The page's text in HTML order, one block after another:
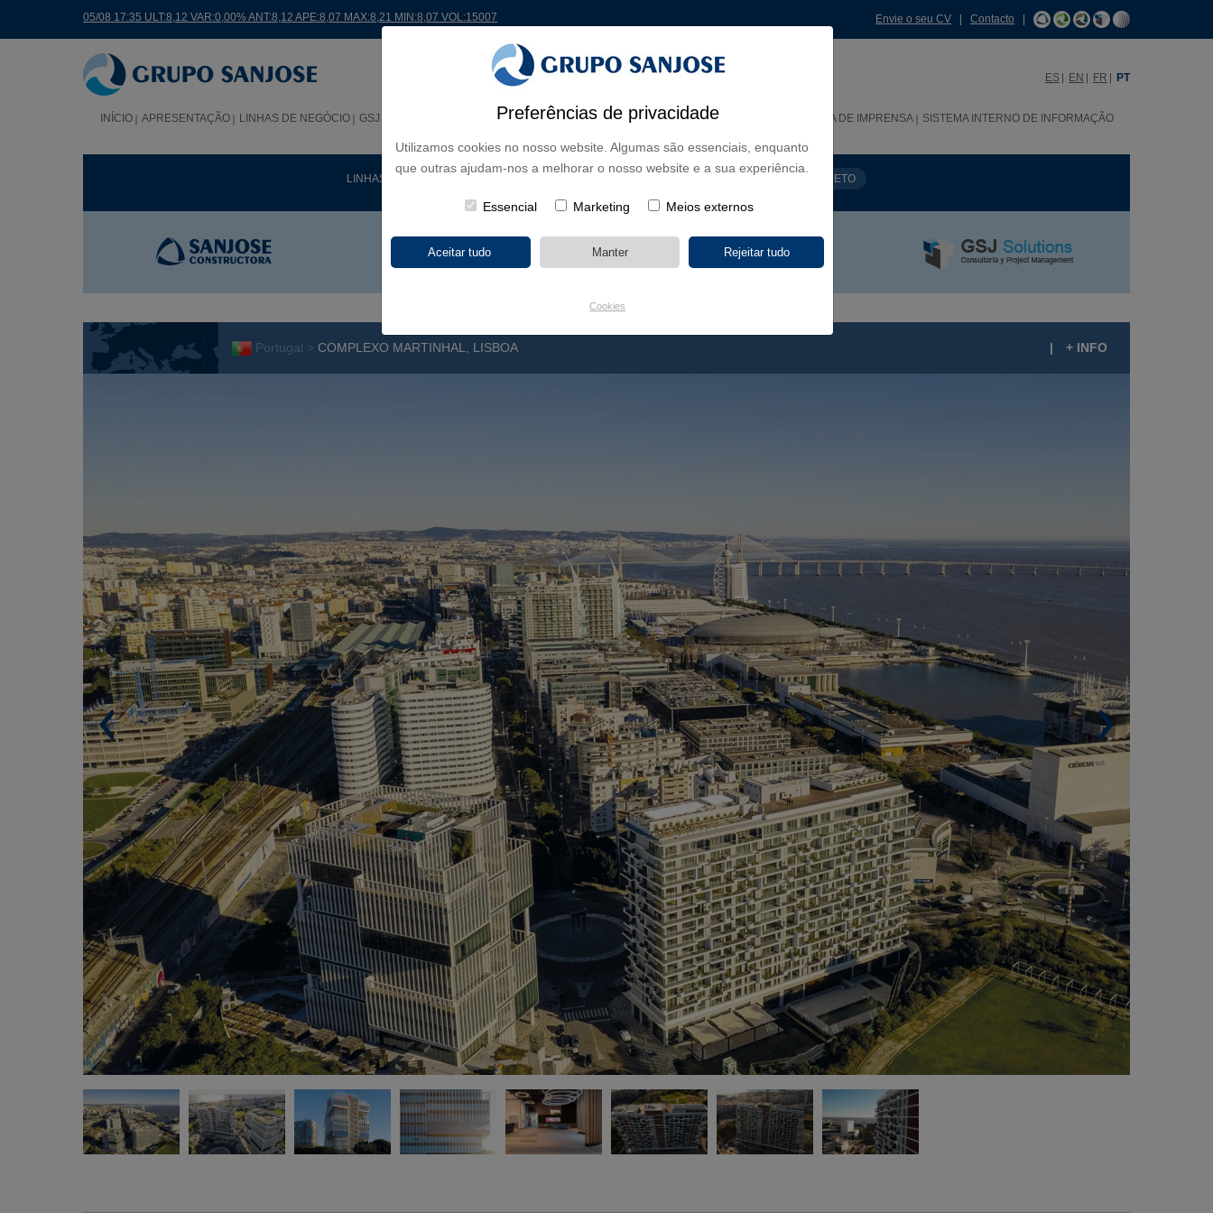
Preferências de privacidade
Utilizamos cookies no nosso website. Algumas são essenciais, enquanto
que outras ajudam-nos a melhorar o nosso website e a sua experiência.
Essencial Marketing Meios externos
Cookies
05/08 17:35 ULT:8,12 VAR:0,00% ANT:8,12 APE:8,07 MAX:8,21 MIN:8,07 VOL:15007 Envie o seu CV Contacto
ES EN FR PT
INÍCIO APRESENTAÇÃO LINHAS DE NEGÓCIO GSJ NO MUNDO PROJETOS ACIONISTAS E INVESTIDORES INOVAÇÃO SALA DE IMPRENSA SISTEMA INTERNO DE INFORMAÇÃO
LINHAS DE NEGÓCIO NOME DO PROJETO
Portugal > COMPLEXO MARTINHAL, LISBOA | + INFO
> Arquiteto. Eduardo Capinha Lopes.
Edifício Ageas Tejo
> Superficie construida. 41.000 m².
> Plazas de aparcamiento. 472.
> Otros Servicios. Auditório, Business Center,
spa, piscinas, restaurantes, rooftop bar, etc.
* Prémio Nacional do Imobiliário Expresso/SIC
Noticias na Categoría Arquitetura de Interiores -
Escritórios.
* Prémio de Melhor Empreendimento do Ano
2022 nos Prémios Nacionais do Imobiliário de
Portugal.
* Prémio de Melhor Projeto 2022 na Categoria
"Escritórios" nos Prémios Nacionais do Imobiliário
de Portugal.
* Prémio SIL (Salão Imobiliário de Portugal) 2021
à melhor "Construção Sustentável e Eficiência
Energética".
> Projeto executado sob os padrões da